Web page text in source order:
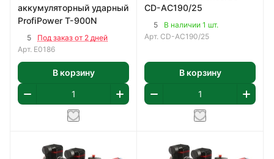
аккумуляторный ударный
ProfiPower T-900N
5
Под заказ от 2 дней
Арт. E0186
В корзину
CD-AC190/25
5
В наличии 1 шт.
Арт. CD-AC190/25
В корзину